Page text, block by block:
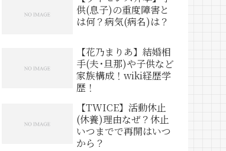
供(息子)の重度障害と
は何？病気(病名)は？
【花乃まりあ】結婚相
手(夫･旦那)や子供など
家族構成！wiki経歴学
歴！
【TWICE】活動休止
(休養)理由なぜ？休止
いつまでで再開はいつ
から？